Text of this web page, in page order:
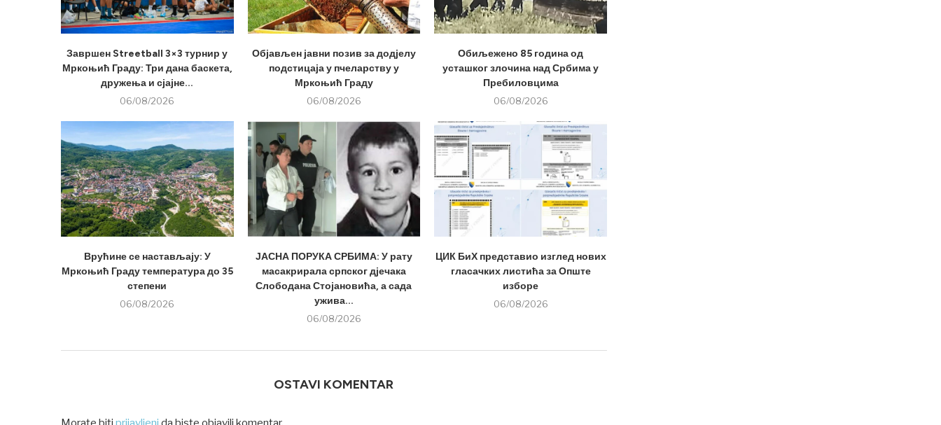
Завршен Streetball 3×3 турнир у
Мркоњић Граду: Три дана баскета,
дружења и сјајне...
06/08/2026
Објављен јавни позив за додјелу
подстицаја у пчеларству у
Мркоњић Граду
06/08/2026
Обиљежено 85 година од
усташког злочина над Србима у
Пребиловцима
06/08/2026
Врућине се настављају: У
Мркоњић Граду температура до 35
степени
06/08/2026
ЈАСНА ПОРУКА СРБИМА: У рату
масакрирала српског дјечака
Слободана Стојановића, а сада
ужива...
06/08/2026
ЦИК БиХ представио изглед нових
гласачких листића за Опште
изборе
06/08/2026
OSTAVI KOMENTAR